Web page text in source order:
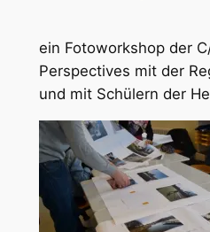
ein Fotoworkshop der
Perspectives mit der
und mit Schülern der